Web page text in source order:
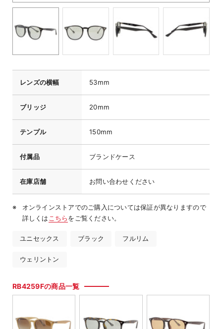
レンズの横幅 53mm
ブリッジ 20mm
テンプル 150mm
付属品 ブランドケース
在庫店舗 お問い合わせください
オンラインストアでのご購入については保証が異なりますので
詳しくは こちらをご覧ください。
ユニセックス ブラック フルリム
ウェリントン
RB4259Fの商品一覧